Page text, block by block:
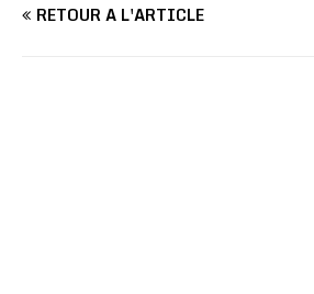
RETOUR À L'ARTICLE